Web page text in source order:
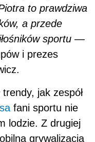
to prawdziwa
a przede
sportu —
i prezes
jak zespół
fani sportu nie
lodzie. Z drugiej
grywalizacja